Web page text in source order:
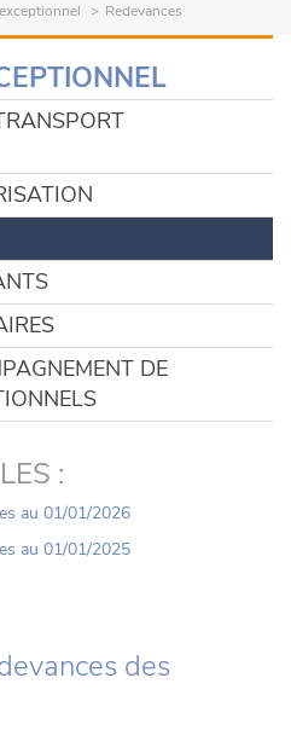
Redevances
DE
:
au 01/01/2026
au 01/01/2025
des